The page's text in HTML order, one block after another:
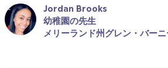
Jordan Brooks
幼稚園の先生
メリーランド州グレン・バー